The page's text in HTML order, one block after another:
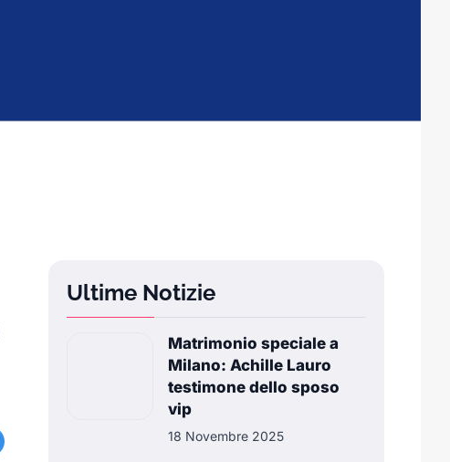
Ultime Notizie
Matrimonio speciale a
Milano: Achille Lauro
testimone dello sposo
vip
18 Novembre 2025